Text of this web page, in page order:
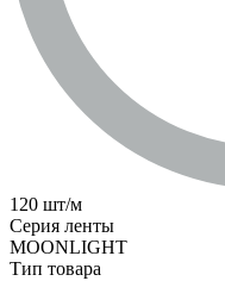
120 шт/м
Серия ленты
MOONLIGHT
Тип товара